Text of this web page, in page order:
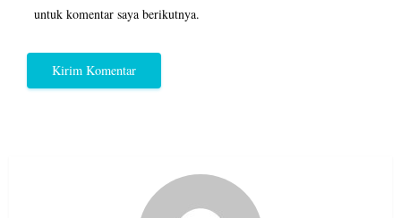
untuk komentar saya berikutnya.